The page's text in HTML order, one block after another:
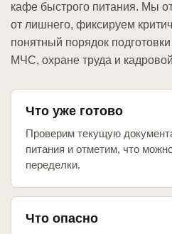
кафе быстрого питания. Мы
от лишнего, фиксируем
понятный порядок
МЧС, охране труда и
Что уже готово
Проверим текущую
питания и отметим, что
переделки.
Что опасно